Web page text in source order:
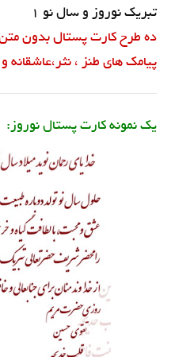
تبریک نوروز و سال نو 1
ده طرح کارت پستال بدون متن
پیامک های طنز ،
یک نمونه کارت پستال نوروز: